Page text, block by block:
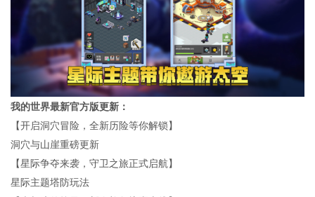
我的世界最新官方版更新：
【开启洞穴冒险，全新历险等你解锁】
洞穴与山崖重磅更新
【星际争夺来袭，守卫之旅正式启航】
星际主题塔防玩法